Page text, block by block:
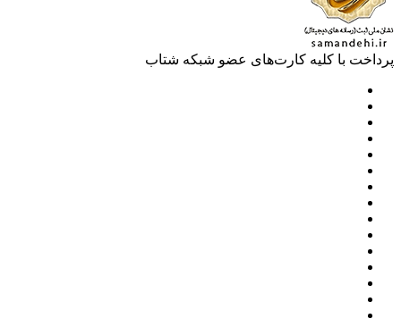
با کلیه کارت‌های عضو شبکه شتاب